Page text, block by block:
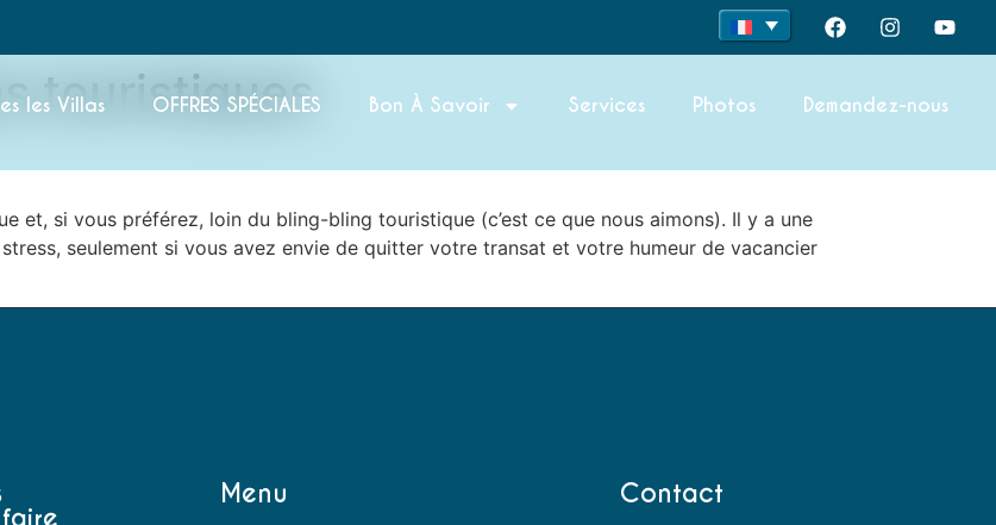
les Villas OFFRES SPÉCIALES Bon À Savoir Services Photos Demandez-nous
touristiques
et, si vous préférez, loin du bling-bling touristique (c’est ce que nous aimons). Il y a une
seulement si vous avez envie de quitter votre transat et votre humeur de vacancier
Menu Contact